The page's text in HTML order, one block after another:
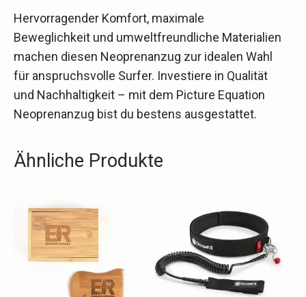
Hervorragender Komfort, maximale
Beweglichkeit und umweltfreundliche Materialien
machen diesen Neoprenanzug zur idealen Wahl
für anspruchsvolle Surfer. Investiere in Qualität
und Nachhaltigkeit – mit dem Picture Equation
Neoprenanzug bist du bestens ausgestattet.
Ähnliche Produkte